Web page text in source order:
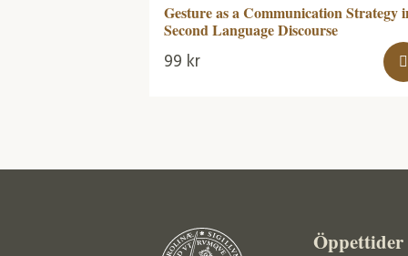
Gesture as a Communication Strategy
Second Language Discourse
99 kr
Öppettider